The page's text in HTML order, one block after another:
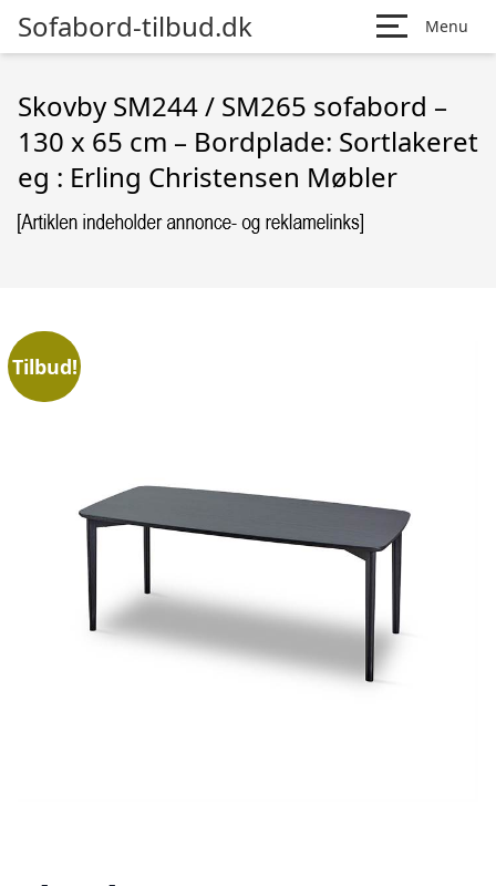
Sofabord-tilbud.dk Menu
Skovby SM244 / SM265 sofabord –
130 x 65 cm – Bordplade: Sortlakeret
eg : Erling Christensen Møbler
Tilbud!